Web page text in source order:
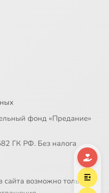
фонд «Предание»
ГК РФ. Без налога
возможно только в